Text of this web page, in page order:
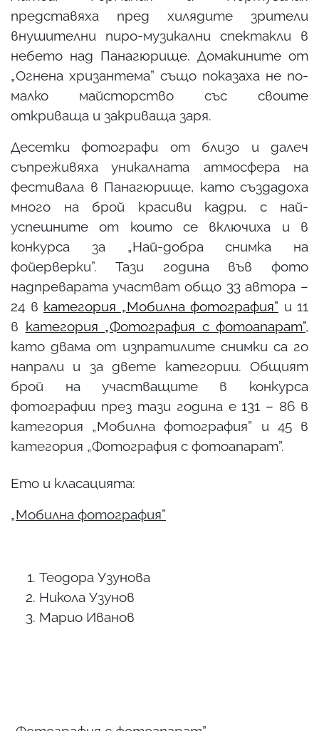
представяха пред хилядите зрители
внушителни пиро-музикални спектакли в
небето над Панагюрище. Домакините от
„Огнена хризантема” също показаха не по-
малко майсторство със своите
откриваща и закриваща заря.
Десетки фотографи от близо и далеч
съпреживяха уникалната атмосфера на
фестивала в Панагюрище, като създадоха
много на брой красиви кадри, с най-
успешните от които се включиха и в
конкурса за „Най-добра снимка на
фойерверки”. Тази година във фото
надпреварата участват общо 33 автора –
24 в категория „Мобилна фотография” и 11
в категория „Фотография с фотоапарат”,
като двама от изпратилите снимки са го
напрали и за двете категории. Общият
брой на участващите в конкурса
фотографии през тази година е 131 – 86 в
категория „Мобилна фотография” и 45 в
категория „Фотография с фотоапарат”.
Ето и класацията:
„Мобилна фотография”
Теодора Узунова
Никола Узунов
Марио Иванов